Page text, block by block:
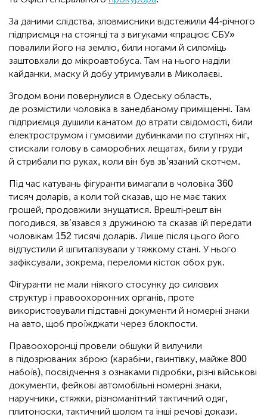
За даними слідства, зловмисники відстежили 44-річного
підприємця на стоянці та з вигуками «працює СБУ»
повалили його на землю, били ногами й силоміць
заштовхали до мікроавтобуса. Там на нього наділи
кайданки, маску й добу утримували в Миколаєві.
Згодом вони повернулися в Одеську область,
де розмістили чоловіка в занедбаному приміщенні. Там
підприємця душили канатом до втрати свідомості, били
електрострумом і гумовими дубинками по ступнях ніг,
стискали голову в саморобних лещатах, били у груди
й стрибали по руках, коли він був зв’язаний скотчем.
Під час катувань фігуранти вимагали в чоловіка 360
тисяч доларів, а коли той сказав, що не має таких
грошей, продовжили знущатися. Врешті-решт він
погодився, зв’язався з дружиною та сказав їй передати
чоловікам 152 тисячі доларів. Лише після цього його
відпустили й шпиталізували у тяжкому стані. У нього
зафіксували, зокрема, переломи кісток обох рук.
Фігуранти не мали ніякого стосунку до силових
структур і правоохоронних органів, проте
використовували підставні документи й номерні знаки
на авто, щоб проїжджати через блокпости.
Правоохоронці провели обшуки й вилучили
в підозрюваних зброю (карабіни, гвинтівку, майже 800
набоїв), посвідчення з ознаками підробки, різні військові
документи, фейкові автомобільні номерні знаки,
наручники, стяжки, різноманітний тактичний одяг,
плитоноски, тактичний шолом та інші речові докази.